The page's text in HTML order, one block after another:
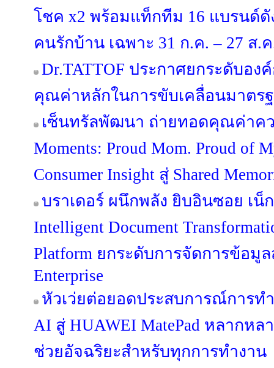
โชค x2 พร้อมแท็กทีม 16 แบรนด์
คนรักบ้าน เฉพาะ 31 ก.ค. – 27 ส.
Dr.TATTOF ประกาศยกระดับอง
คุณค่าหลักในการขับเคลื่อนมาตร
เซ็นทรัลพัฒนา ถ่ายทอดคุณค่าค
Moments: Proud Mom. Proud of
Consumer Insight สู่ Shared
บราเดอร์ ผนึกพลัง ยิบอินซอย เน็
Intelligent Document
Platform ยกระดับการจัดการข้อมู
Enterprise
หัวเว่ยต่อยอดประสบการณ์การท
AI สู่ HUAWEI MatePad หลากห
ช่วยอัจฉริยะสำหรับทุกการทำงาน